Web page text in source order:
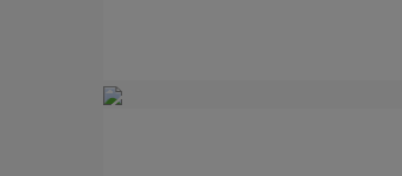
Imagen